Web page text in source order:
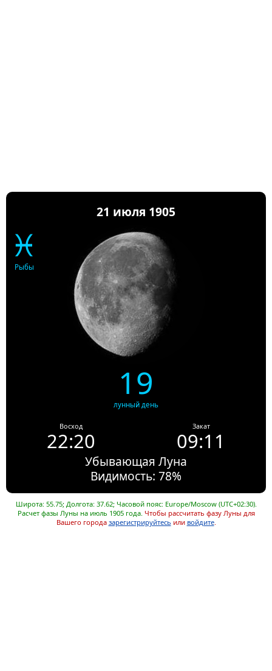
21 июля 1905
♓
Рыбы
19
лунный день
Восход
22:20
Закат
09:11
Убывающая Луна
Видимость: 78%
Широта: 55.75; Долгота: 37.62; Часовой пояс: Europe/Moscow (UTC+02:30).
Расчет фазы Луны на июль 1905 года. Чтобы рассчитать фазу Луны для
Вашего города зарегистрируйтесь или войдите.